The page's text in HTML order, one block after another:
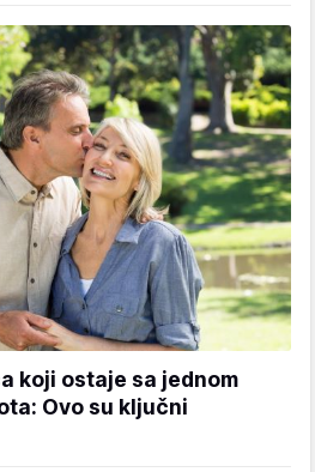
koji ostaje sa jednom
Ovo su ključni